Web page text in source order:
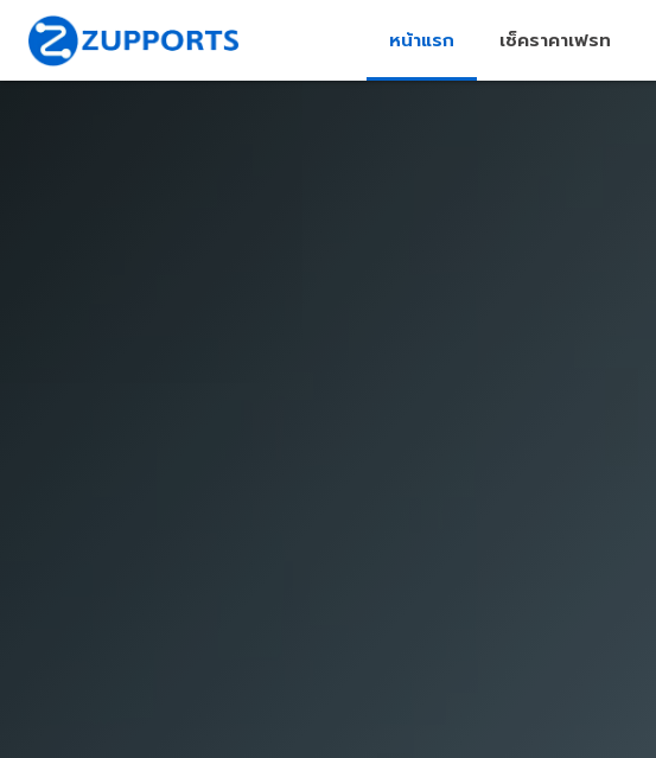
หน้าแรก เช็คราคาเฟรท